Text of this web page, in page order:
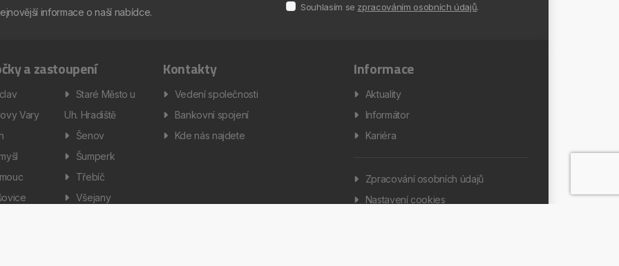
informace o naší nabídce. Souhlasím se zpracováním osobních údajů.
a zastoupení
Vary
Staré Město u
Uh. Hradiště
Šenov
Šumperk
Třebíč
Všejany
Kontakty
Vedení společnosti
Bankovní spojení
Kde nás najdete
Informace
Aktuality
Informátor
Kariéra
Zpracování osobních údajů
Nastavení cookies